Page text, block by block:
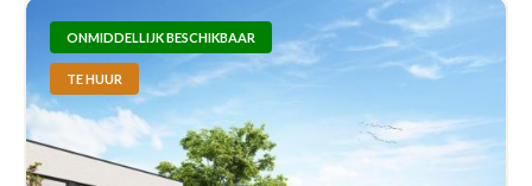
ONMIDDELLIJK BESCHIKBAAR
TE HUUR